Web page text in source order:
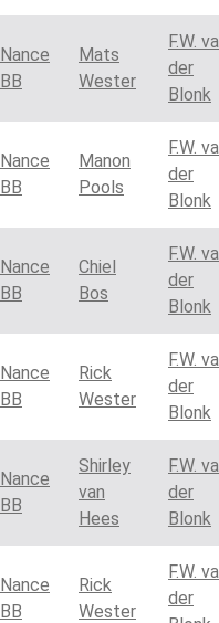
Nance
BB
Mats
Wester
F.W.
der
Blonk
Nance
BB
Manon
Pools
F.W.
der
Blonk
Nance
BB
Chiel
Bos
F.W.
der
Blonk
Nance
BB
Rick
Wester
F.W.
der
Blonk
Nance
BB
Shirley
van
Hees
F.W.
der
Blonk
Nance
BB
Rick
Wester
F.W.
der